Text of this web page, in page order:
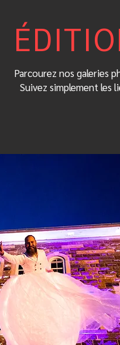
Parcourez nos galeries
Suivez simplement les